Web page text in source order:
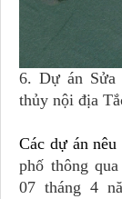
6. Dự án Sửa
thủy nội địa
Các dự án
phố thông
07 tháng 4